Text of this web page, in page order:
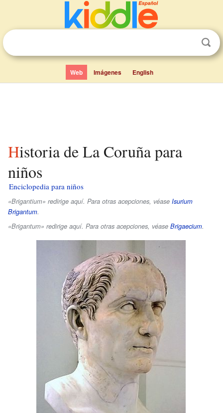
Web Imágenes English
Historia de La Coruña para
niños
Enciclopedia para niños
«Brigantium» redirige aquí. Para otras acepciones, véase Isurium
Brigantum.
«Brigantum» redirige aquí. Para otras acepciones, véase Brigaecium.